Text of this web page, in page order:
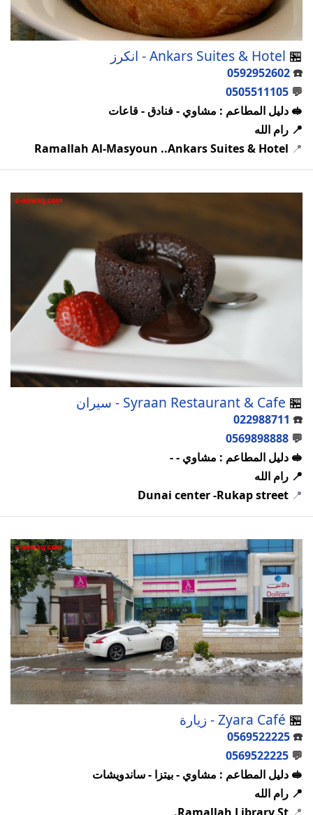
🏪 Ankars Suites & Hotel - انكرز
☎️
0592952602
💬
0505511105
🥪 دليل المطاعم : مشاوي - فنادق - قاعات
📍 رام الله
📍
Ramallah Al-Masyoun ..Ankars Suites & Hotel
🏪 Syraan Restaurant & Cafe - سيران
☎️
022988711
💬
0569898888
🥪 دليل المطاعم : مشاوي - -
📍 رام الله
📍
Dunai center -Rukap street
🏪 Zyara Café - زيارة
☎️
0569522225
💬
0569522225
🥪 دليل المطاعم : مشاوي - بيتزا - ساندويشات
📍 رام الله
📍
Ramallah Library St.